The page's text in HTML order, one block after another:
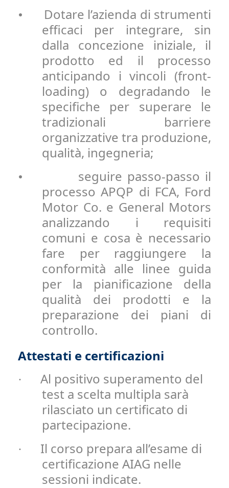
•
Dotare l’azienda di strumenti
efficaci per integrare, sin
dalla concezione iniziale, il
prodotto ed il processo
anticipando i vincoli (front-
loading) o degradando le
specifiche per superare le
tradizionali barriere
organizzative tra produzione,
qualità, ingegneria;
•
seguire passo-passo il
processo APQP di FCA, Ford
Motor Co. e General Motors
analizzando i requisiti
comuni e cosa è necessario
fare per raggiungere la
conformità alle linee guida
per la pianificazione della
qualità dei prodotti e la
preparazione dei piani di
controllo.
Attestati e certificazioni
·
Al positivo superamento del
test a scelta multipla sarà
rilasciato un certificato di
partecipazione.
·
Il corso prepara all’esame di
certificazione AIAG nelle
sessioni indicate.